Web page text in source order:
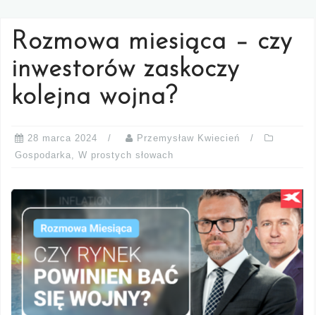
Rozmowa miesiąca – czy
inwestorów zaskoczy
kolejna wojna?
28 marca 2024
Przemysław Kwiecień
Gospodarka
W prostych słowach